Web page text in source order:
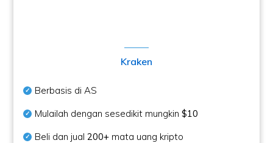
Kraken
Berbasis di AS
Mulailah dengan sesedikit mungkin$10
Beli dan jual200+ mata uang kripto